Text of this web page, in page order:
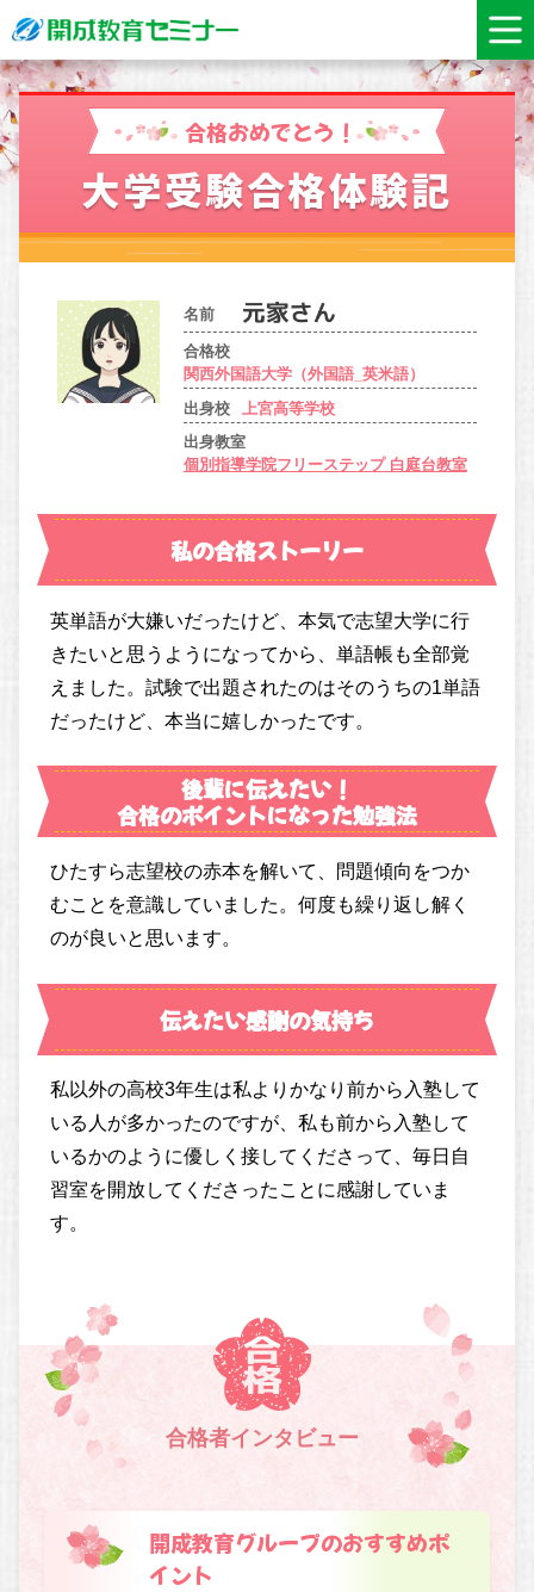
合格おめでとう！
大学受験合格体験記
名前
合格校
関西外国語大学（外国語_英米語）
出身校
上宮高等学校
出身教室
個別指導学院フリーステップ 白庭台教室
私の合格ストーリー
英単語が大嫌いだったけど、本気で志望大学に行
きたいと思うようになってから、単語帳も全部覚
えました。試験で出題されたのはそのうちの1単語
だったけど、本当に嬉しかったです。
後輩に伝えたい！
合格のポイントになった勉強法
ひたすら志望校の赤本を解いて、問題傾向をつか
むことを意識していました。何度も繰り返し解く
のが良いと思います。
伝えたい感謝の気持ち
私以外の高校3年生は私よりかなり前から入塾して
いる人が多かったのですが、私も前から入塾して
いるかのように優しく接してくださって、毎日自
習室を開放してくださったことに感謝していま
す。
合格者インタビュー
開成教育グループのおすすめポ
イント